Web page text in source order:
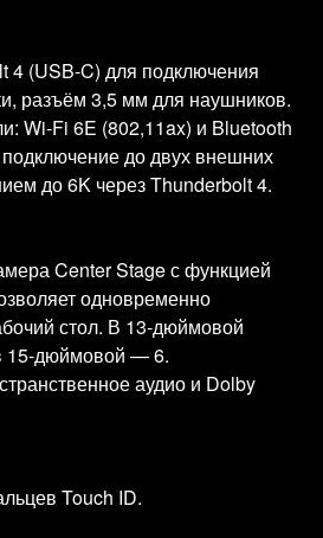
4 (USB‑C) для подключения
разъём 3,5 мм для наушников.
Wi‑Fi 6E (802,11ax) и Bluetooth
до двух внешних
до 6K через Thunderbolt 4.
Center Stage с функцией
одновременно
стол. В 13‑дюймовой
15‑дюймовой — 6.
аудио и Dolby
Touch ID.